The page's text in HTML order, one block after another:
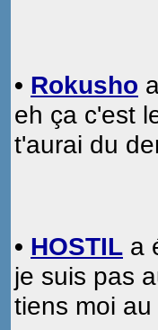
• Rokusho
eh ça c'est
t'aurai du
• HOSTIL a
je suis pas
tiens moi